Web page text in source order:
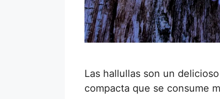
Las hallullas son un
compacta que se consume